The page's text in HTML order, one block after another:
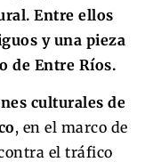
Entre ellos
y una pieza
de Entre Ríos.
culturales de
, en el marco de
el tráfico